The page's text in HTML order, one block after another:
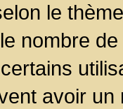
le
nombre
avoir